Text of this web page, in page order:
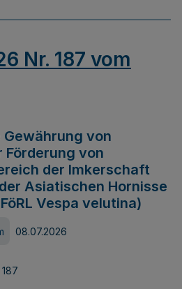
Nr. 187 vom
von
Förderung von
der Imkerschaft
Asiatischen Hornisse
Vespa velutina)
08.07.2026
187